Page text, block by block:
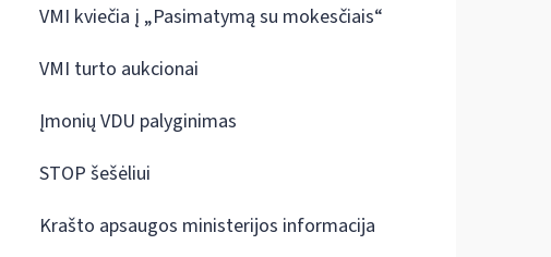
VMI kviečia į „Pasimatymą su mokesčiais“
VMI turto aukcionai
Įmonių VDU palyginimas
STOP šešėliui
Krašto apsaugos ministerijos informacija